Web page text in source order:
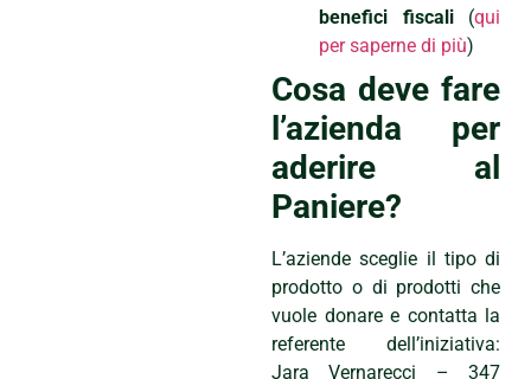
benefici fiscali(qui
per saperne di più)
Cosa deve fare
l’azienda per
aderire al
Paniere?
L’aziende sceglie il tipo di
prodotto o di prodotti che
vuole donare e contatta la
referente dell’iniziativa:
Jara Vernarecci – 347